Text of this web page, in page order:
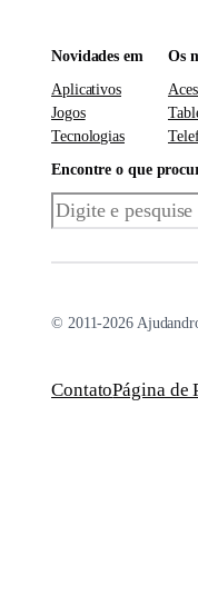
Novidades em
Aplicativos
Jogos
Tecnologias
Os
Encontre o que
Pesquisar
© 2011-2026
ContatoPágina de